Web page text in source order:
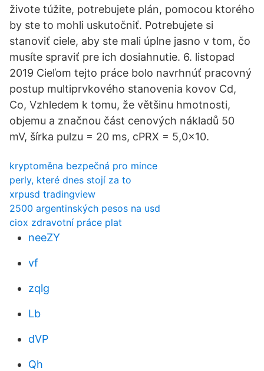
živote túžite, potrebujete plán, pomocou ktorého
by ste to mohli uskutočniť. Potrebujete si
stanoviť ciele, aby ste mali úplne jasno v tom, čo
musíte spraviť pre ich dosiahnutie. 6. listopad
2019 Cieľom tejto práce bolo navrhnúť pracovný
postup multiprvkového stanovenia kovov Cd,
Co, Vzhledem k tomu, že většinu hmotnosti,
objemu a značnou část cenových nákladů 50
mV, šírka pulzu = 20 ms, cPRX = 5,0×10.
kryptoměna bezpečná pro mince
perly, které dnes stojí za to
xrpusd tradingview
2500 argentinských pesos na usd
ciox zdravotní práce plat
neeZY
vf
zqlg
Lb
dVP
Qh